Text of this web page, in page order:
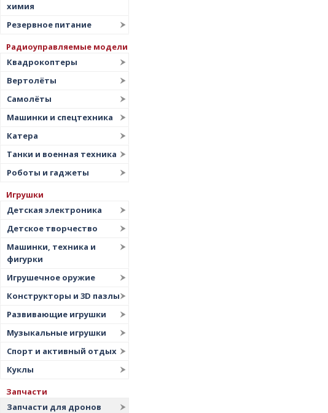
химия
Резервное питание
Радиоуправляемые модели
Квадрокоптеры
Вертолёты
Самолёты
Машинки и спецтехника
Катера
Танки и военная техника
Роботы и гаджеты
Игрушки
Детская электроника
Детское творчество
Машинки, техника и
фигурки
Игрушечное оружие
Конструкторы и 3D пазлы
Развивающие игрушки
Музыкальные игрушки
Спорт и активный отдых
Куклы
Запчасти
Запчасти для дронов